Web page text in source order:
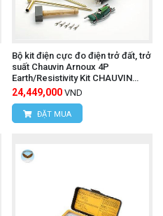
Bộ kit điện cực đo điện trở đất, trở
suất Chauvin Arnoux 4P
Earth/Resistivity Kit CHAUVIN
ARNOUX P01102025 (150m)
24,449,000 VND
ĐẶT MUA